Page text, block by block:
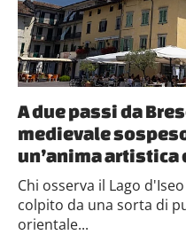
A due passi da
medievale
un’anima artistica
Chi osserva il Lago
colpito da una sorta di
orientale...